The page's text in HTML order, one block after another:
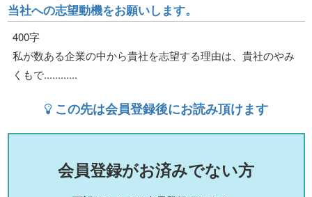
当社への志望動機をお願いします。
400字
私が数ある企業の中から貴社を志望する理由は、貴社のやみ
くもで............
この先は会員登録後にお読み頂けます
会員登録がお済みでない方